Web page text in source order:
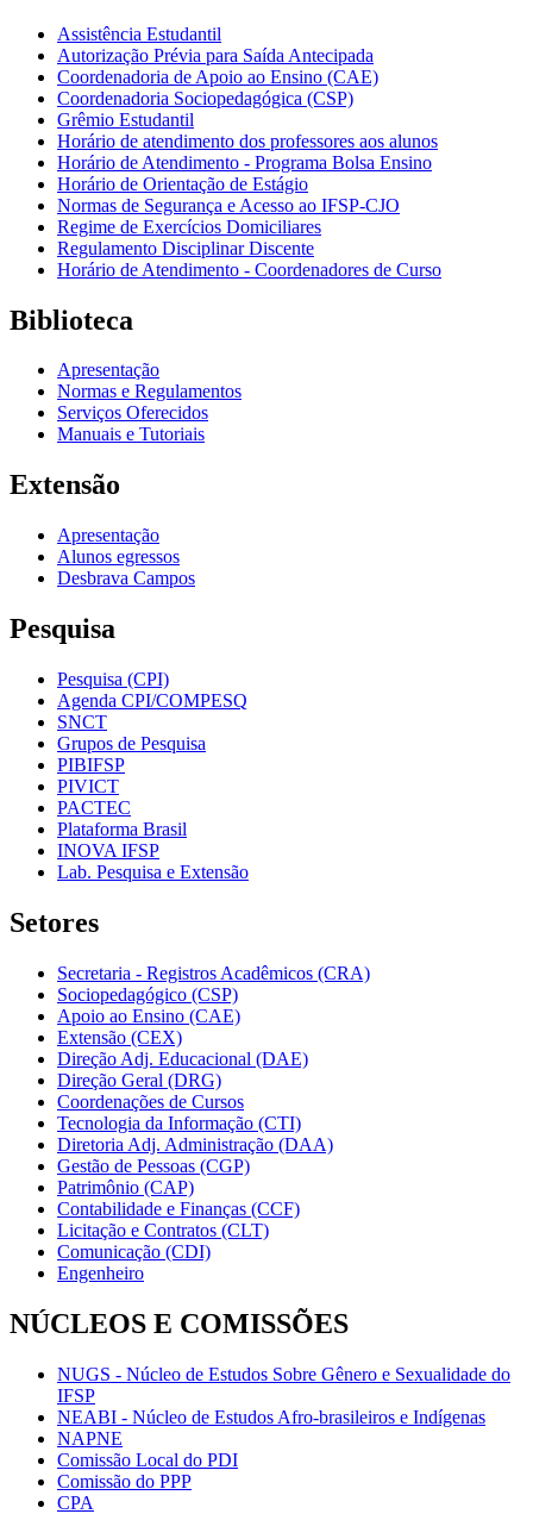
Assistência Estudantil
Autorização Prévia para Saída Antecipada
Coordenadoria de Apoio ao Ensino (CAE)
Coordenadoria Sociopedagógica (CSP)
Grêmio Estudantil
Horário de atendimento dos professores aos alunos
Horário de Atendimento - Programa Bolsa Ensino
Horário de Orientação de Estágio
Normas de Segurança e Acesso ao IFSP-CJO
Regime de Exercícios Domiciliares
Regulamento Disciplinar Discente
Horário de Atendimento - Coordenadores de Curso
Biblioteca
Apresentação
Normas e Regulamentos
Serviços Oferecidos
Manuais e Tutoriais
Extensão
Apresentação
Alunos egressos
Desbrava Campos
Pesquisa
Pesquisa (CPI)
Agenda CPI/COMPESQ
SNCT
Grupos de Pesquisa
PIBIFSP
PIVICT
PACTEC
Plataforma Brasil
INOVA IFSP
Lab. Pesquisa e Extensão
Setores
Secretaria - Registros Acadêmicos (CRA)
Sociopedagógico (CSP)
Apoio ao Ensino (CAE)
Extensão (CEX)
Direção Adj. Educacional (DAE)
Direção Geral (DRG)
Coordenações de Cursos
Tecnologia da Informação (CTI)
Diretoria Adj. Administração (DAA)
Gestão de Pessoas (CGP)
Patrimônio (CAP)
Contabilidade e Finanças (CCF)
Licitação e Contratos (CLT)
Comunicação (CDI)
Engenheiro
NÚCLEOS E COMISSÕES
NUGS - Núcleo de Estudos Sobre Gênero e Sexualidade do
IFSP
NEABI - Núcleo de Estudos Afro-brasileiros e Indígenas
NAPNE
Comissão Local do PDI
Comissão do PPP
CPA